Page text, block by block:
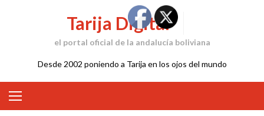
Tarija Digital
el portal oficial de la andalucía boliviana
Desde 2002 poniendo a Tarija en los ojos del mundo